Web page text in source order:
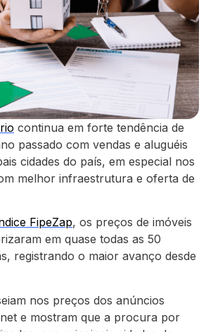
continua em forte tendência de
passado com vendas e aluguéis
cidades do país, em especial nos
melhor infraestrutura e oferta de
FipeZap, os preços de imóveis
em quase todas as 50
registrando o maior avanço desde
nos preços dos anúncios
e mostram que a procura por